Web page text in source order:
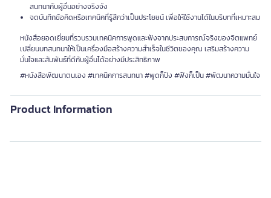
สนทนากับผู้อื่นอย่างจริงจัง
จดบันทึกข้อคิดหรือเทคนิคที่รู้สึกว่าเป็นประโยชน์ เพื่อให้ใช้งานได้ในบริบทที่เหมาะสม
หนังสือยอดเยี่ยมที่รวบรวมเทคนิคการพูดและฟังจากประสบการณ์จริงของจิตแพทย์
เปลี่ยนบทสนทนาให้เป็นเครื่องมือสร้างความสำเร็จในชีวิตของคุณ เสริมสร้างความ
มั่นใจและสัมพันธ์ที่ดีกับผู้อื่นได้อย่างมีประสิทธิภาพ
#หนังสือพัฒนาตนเอง #เทคนิคการสนทนา #พูดก็ปัง #ฟังก็เป็น #พัฒนาความมั่นใจ
Product Information